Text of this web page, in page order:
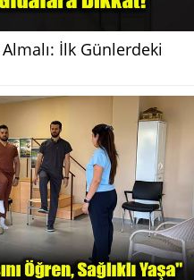
İlk Günlerdeki